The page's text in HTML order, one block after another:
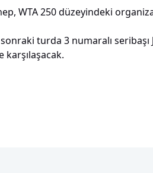
WTA 250 düzeyindeki
turda 3 numaralı
karşılaşacak.